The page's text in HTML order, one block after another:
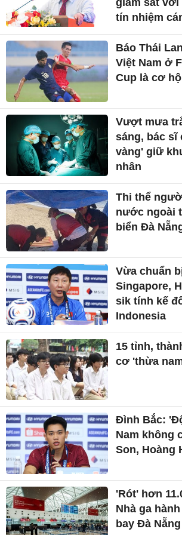
giám sát với
tín nhiệm
Báo Thái
Việt Nam ở
Cup là cơ
Vượt mưa
sáng, bác sĩ
vàng' giữ
nhân
Thi thể
nước ngoài
biển Đà
Vừa chuẩn
Singapore,
sik tính kế
Indonesia
15 tỉnh,
cơ 'thừa
Đình Bắc:
Nam không
Son, Hoàng
'Rót' hơn
Nhà ga
bay Đà Nẵng